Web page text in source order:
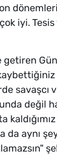
iyi.
savaşcı
değil
da aynı